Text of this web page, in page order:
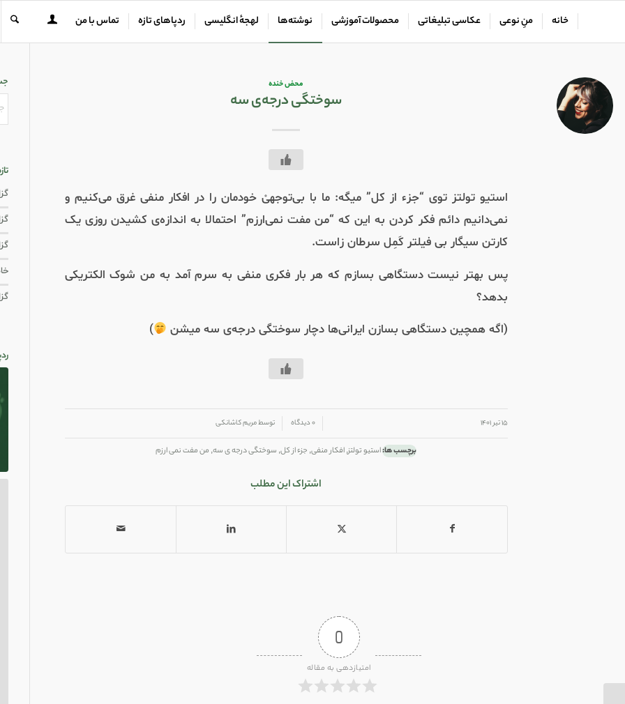
خانه منِ نوعی عکاسی تبلیغاتی محصولات آموزشی نوشته‌ها لهجهٔ انگلیسی ردپاهای تازه تماس با من
محض خنده
سوختگی درجه‌ی سه
استیو تولتز توی “جزء از کل” میگه: ما با بی‌توجهیْ خودمان را در افکار منفی غرق می‌کنیم و
نمی‌دانیم دائم فکر کردن به این که “من مفت نمی‌ارزم” احتمالا به اندازه‌ی کشیدن روزی یک
کارتن سیگار بی فیلتر کَمِل سرطان زاست.
پس بهتر نیست دستگاهی بسازم که هر بار فکری منفی به سرم آمد به من شوک الکتریکی
بدهد؟
(اگه همچین دستگاهی بسازن ایرانی‌ها دچار سوختگی درجه‌ی سه میشن )
۱۵ تیر ۱۴۰۱ ۰ دیدگاه توسطمریم کاشانکی
برچسب ها:استیو تولتز,افکار منفی, جزء از کل, سوختگی درجه ی سه, من مفت نمی ارزم
اشتراک این مطلب
0
امتیازدهی به مقاله